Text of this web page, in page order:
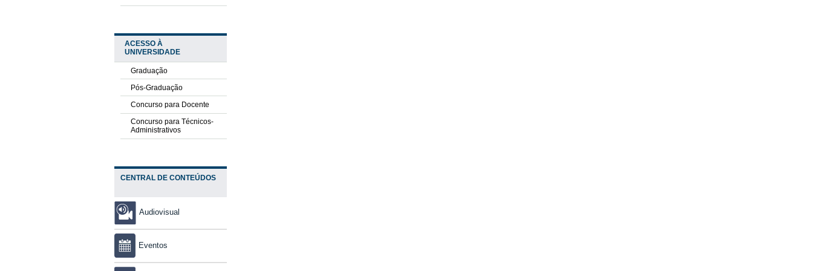
ACESSO À
UNIVERSIDADE
Graduação
Pós-Graduação
Concurso para Docente
Concurso para Técnicos-
Administrativos
CENTRAL DE CONTEÚDOS
Audiovisual
Eventos